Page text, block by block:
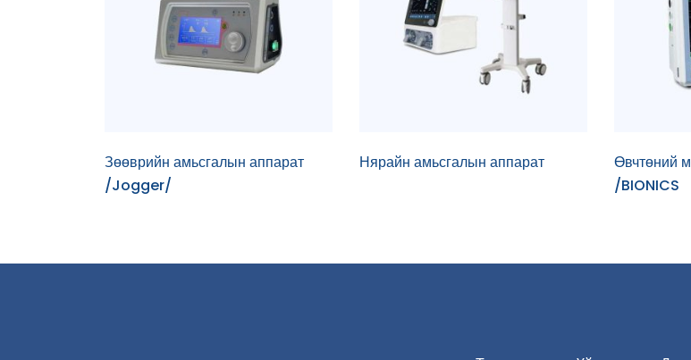
Зөөврийн амьсгалын аппарат
/Jogger/
Нярайн амьсгалын аппарат
Өвчтөний
/BIONICS